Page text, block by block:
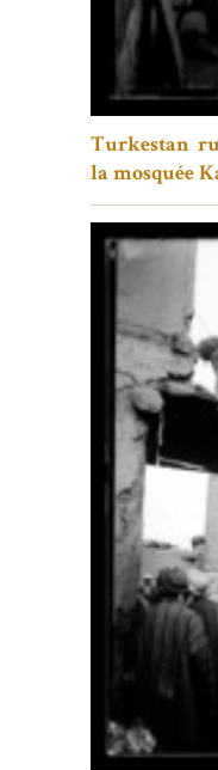
Turkestan
la mosquée